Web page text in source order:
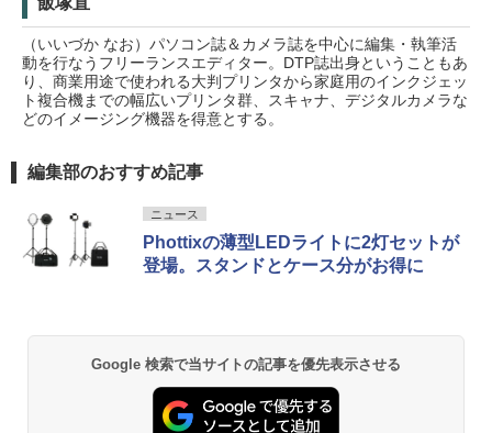
（いいづか なお）パソコン誌＆カメラ誌を中心に編集・執筆活
動を行なうフリーランスエディター。DTP誌出身ということもあ
り、商業用途で使われる大判プリンタから家庭用のインクジェッ
ト複合機までの幅広いプリンタ群、スキャナ、デジタルカメラな
どのイメージング機器を得意とする。
編集部のおすすめ記事
ニュース
Phottixの薄型LEDライトに2灯セットが
登場。スタンドとケース分がお得に
Google 検索で当サイトの記事を優先表示させる